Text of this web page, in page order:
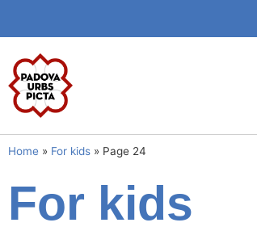
Home » For kids » Page 24
For kids